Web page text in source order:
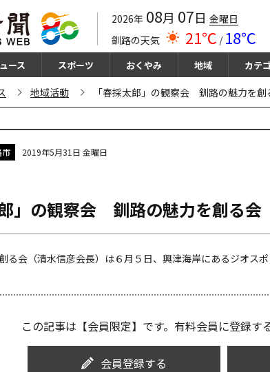
2026年 08月 07日 金曜日
釧路の天気
21℃ / 18℃
ース スポーツ おくやみ 地域 カテ
地域活動 「春採太郎」の観察会 釧路の魅力を創
市 2019年5月31日 金曜日
郎」の観察会 釧路の魅力を創る会
る会（清水信彦会長）は６月５日、興津海岸にあるジオス
この記事は【会員限定】です。有料会員に登録す
会員登録する